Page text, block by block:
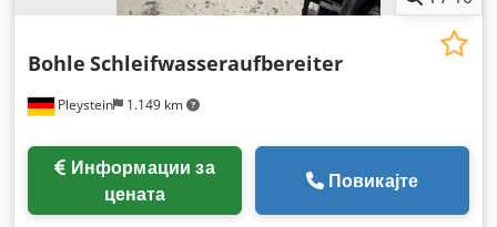
Pleystein 1.149 km
Bohle Schleifwasseraufbereiter
цената
Повикајте